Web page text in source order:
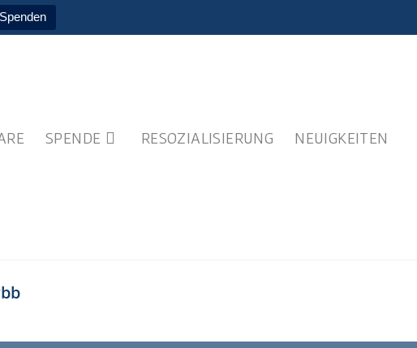
Spenden
SPENDE RESOZIALISIERUNG NEUIGKEITEN